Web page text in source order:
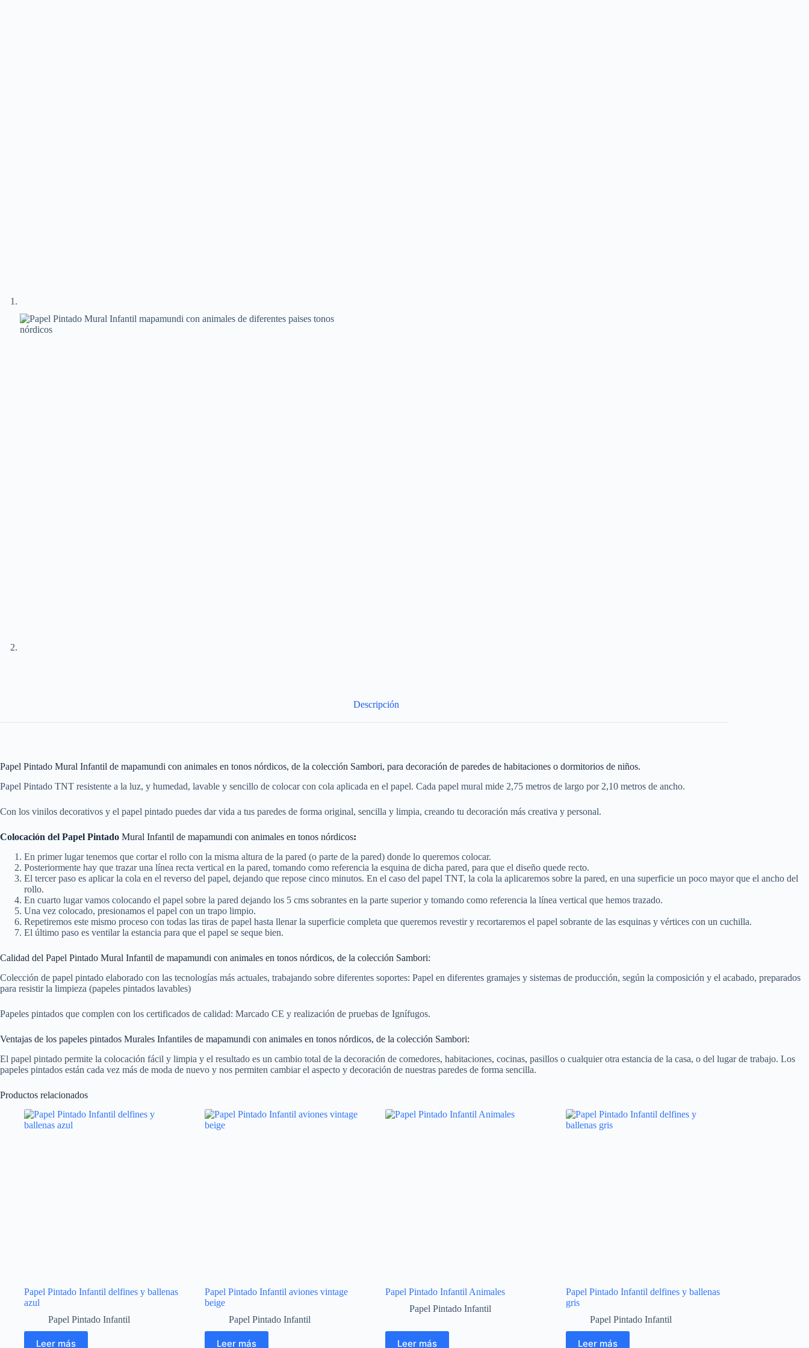
Descripción
Papel Pintado Mural Infantil de mapamundi con animales en tonos nórdicos, de la colección Sambori, para decoración de paredes de habitaciones o dormitorios de niños.
Papel Pintado TNT resistente a la luz, y humedad, lavable y sencillo de colocar con cola aplicada en el papel. Cada papel mural mide 2,75 metros de largo por 2,10 metros de ancho.
Con los vinilos decorativos y el papel pintado puedes dar vida a tus paredes de forma original, sencilla y limpia, creando tu decoración más creativa y personal.
Colocación del Papel Pintado Mural Infantil de mapamundi con animales en tonos nórdicos:
En primer lugar tenemos que cortar el rollo con la misma altura de la pared (o parte de la pared) donde lo queremos colocar.
Posteriormente hay que trazar una línea recta vertical en la pared, tomando como referencia la esquina de dicha pared, para que el diseño quede recto.
El tercer paso es aplicar la cola en el reverso del papel, dejando que repose cinco minutos. En el caso del papel TNT, la cola la aplicaremos sobre la pared, en una superficie un poco mayor que el ancho del
rollo.
En cuarto lugar vamos colocando el papel sobre la pared dejando los 5 cms sobrantes en la parte superior y tomando como referencia la línea vertical que hemos trazado.
Una vez colocado, presionamos el papel con un trapo limpio.
Repetiremos este mismo proceso con todas las tiras de papel hasta llenar la superficie completa que queremos revestir y recortaremos el papel sobrante de las esquinas y vértices con un cuchilla.
El último paso es ventilar la estancia para que el papel se seque bien.
Calidad del Papel Pintado Mural Infantil de mapamundi con animales en tonos nórdicos, de la colección Sambori:
Colección de papel pintado elaborado con las tecnologías más actuales, trabajando sobre diferentes soportes: Papel en diferentes gramajes y sistemas de producción, según la composición y el acabado, preparados
para resistir la limpieza (papeles pintados lavables)
Papeles pintados que complen con los certificados de calidad: Marcado CE y realización de pruebas de Ignífugos.
Ventajas de los papeles pintados Murales Infantiles de mapamundi con animales en tonos nórdicos, de la colección Sambori:
El papel pintado permite la colocación fácil y limpia y el resultado es un cambio total de la decoración de comedores, habitaciones, cocinas, pasillos o cualquier otra estancia de la casa, o del lugar de trabajo. Los
papeles pintados están cada vez más de moda de nuevo y nos permiten cambiar el aspecto y decoración de nuestras paredes de forma sencilla.
Productos relacionados
Papel Pintado Infantil delfines y ballenas
azul
Papel Pintado Infantil
Leer más
Papel Pintado Infantil aviones vintage
beige
Papel Pintado Infantil
Leer más
Papel Pintado Infantil Animales
Papel Pintado Infantil
Leer más
Papel Pintado Infantil delfines y ballenas
gris
Papel Pintado Infantil
Leer más